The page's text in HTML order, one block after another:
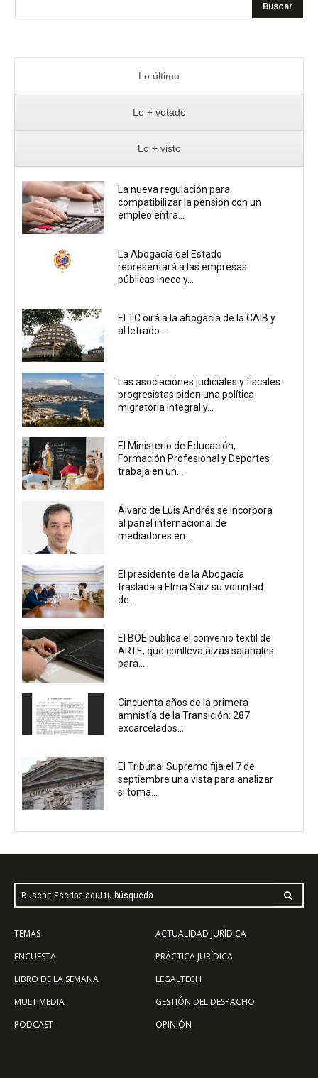
Buscar
Lo último
Lo + votado
Lo + visto
La nueva regulación para
compatibilizar la pensión con un
empleo entra...
La Abogacía del Estado
representará a las empresas
públicas Ineco y...
El TC oirá a la abogacía de la CAIB y
al letrado...
Las asociaciones judiciales y fiscales
progresistas piden una política
migratoria integral y...
El Ministerio de Educación,
Formación Profesional y Deportes
trabaja en un...
Álvaro de Luis Andrés se incorpora
al panel internacional de
mediadores en...
El presidente de la Abogacía
traslada a Elma Saiz su voluntad
de...
El BOE publica el convenio textil de
ARTE, que conlleva alzas salariales
para...
Cincuenta años de la primera
amnistía de la Transición: 287
excarcelados...
El Tribunal Supremo fija el 7 de
septiembre una vista para analizar
si toma...
Buscar: Escribe aquí tu búsqueda
TEMAS
ENCUESTA
LIBRO DE LA SEMANA
MULTIMEDIA
PODCAST
ACTUALIDAD JURÍDICA
PRÁCTICA JURÍDICA
LEGALTECH
GESTIÓN DEL DESPACHO
OPINIÓN